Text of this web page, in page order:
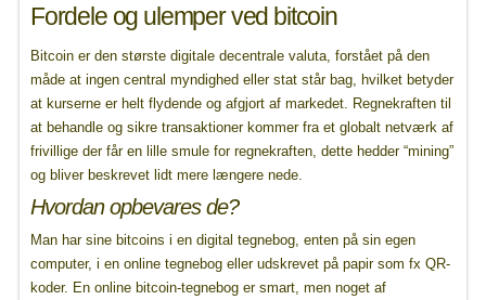
Fordele og ulemper ved bitcoin
Bitcoin er den største digitale decentrale valuta, forstået på den
måde at ingen central myndighed eller stat står bag, hvilket betyder
at kurserne er helt flydende og afgjort af markedet. Regnekraften til
at behandle og sikre transaktioner kommer fra et globalt netværk af
frivillige der får en lille smule for regnekraften, dette hedder “mining”
og bliver beskrevet lidt mere længere nede.
Hvordan opbevares de?
Man har sine bitcoins i en digital tegnebog, enten på sin egen
computer, i en online tegnebog eller udskrevet på papir som fx QR-
koder. En online bitcoin-tegnebog er smart, men noget af